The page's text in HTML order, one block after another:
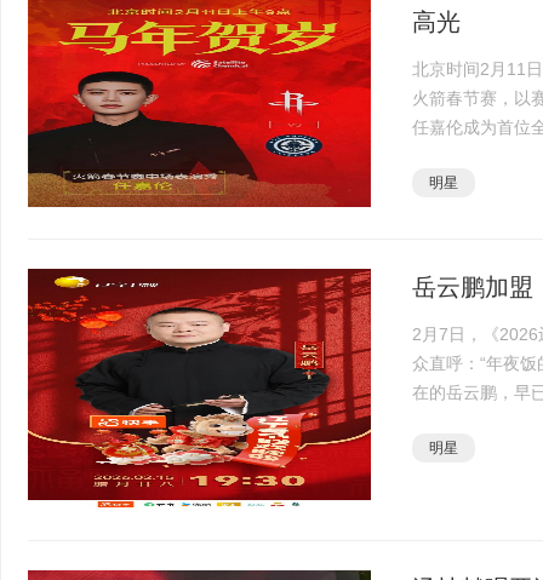
高光
北京时间2月11
火箭春节赛，以
任嘉伦成为首位
力。中场秀上，
明星
岳云鹏加盟
2月7日，《
众直呼：“年夜饭
在的岳云鹏，早
种神奇的···
明星